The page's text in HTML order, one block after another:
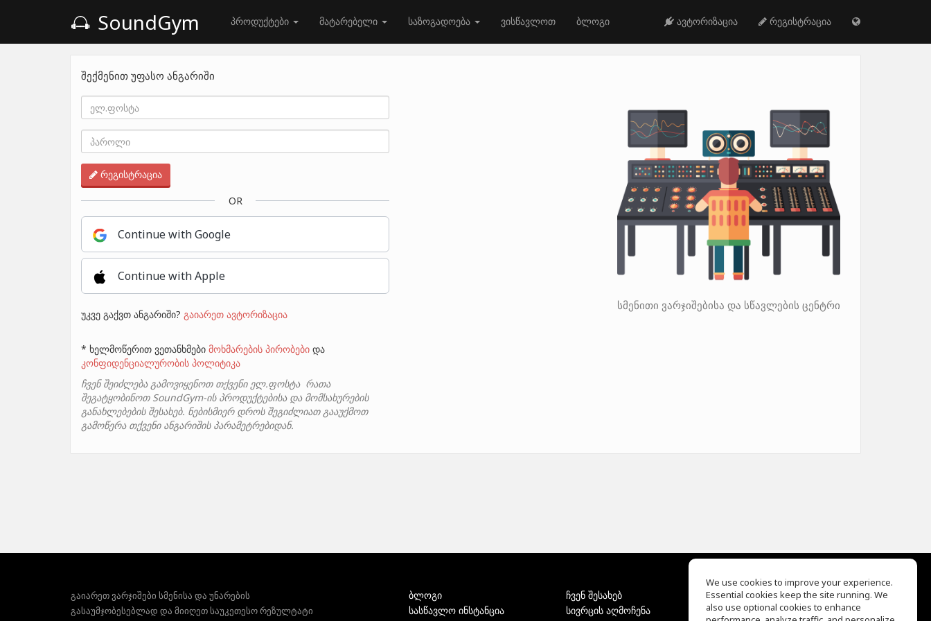
SoundGym პროდუქტები მატარებელი საზოგადოება ვისწავლოთ ბლოგი ავტორიზაცია რეგისტრაცია
შექმენით უფასო ანგარიში
რეგისტრაცია
OR
Continue with Google
Continue with Apple
უკვე გაქვთ ანგარიში? გაიარეთ ავტორიზაცია
* ხელმოწერით ვეთანხმები მოხმარების პირობები და
კონფიდენციალურობის პოლიტიკა
ჩვენ შეიძლება გამოვიყენოთ თქვენი ელ.ფოსტა რათა
შეგატყობინოთ SoundGym-ის პროდუქტებისა და მომსახურების
განახლებების შესახებ. ნებისმიერ დროს შეგიძლიათ გააუქმოთ
გამოწერა თქვენი ანგარიშის პარამეტრებიდან.
სმენითი ვარჯიშებისა და სწავლების ცენტრი
გაიარეთ ვარჯიშები სმენისა და უნარების
გასაუმჯობესებლად და მიიღეთ საუკეთესო რეზულტატი
ბლოგი
სასწავლო ინსტანცია
ჩვენ შესახებ
სივრცის აღმოჩენა
EQ Ear Training
Drum Machine
We use cookies to improve your experience.
Essential cookies keep the site running. We
also use optional cookies to enhance